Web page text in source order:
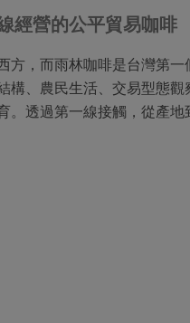
經營的公平貿易咖啡
方，而雨林咖啡是台灣第
構、農民生活、交易型態
。透過第一線接觸，從產